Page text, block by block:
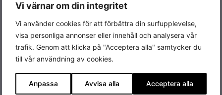
Vi värnar om din integritet
Vi använder cookies för att förbättra din surfupplevelse,
visa personliga annonser eller innehåll och analysera vår
trafik. Genom att klicka på "Acceptera alla" samtycker du
till vår användning av cookies.
Anpassa Avvisa alla Acceptera alla
Antal MPPT 3
Färg Vit
Varumärke Sungrow